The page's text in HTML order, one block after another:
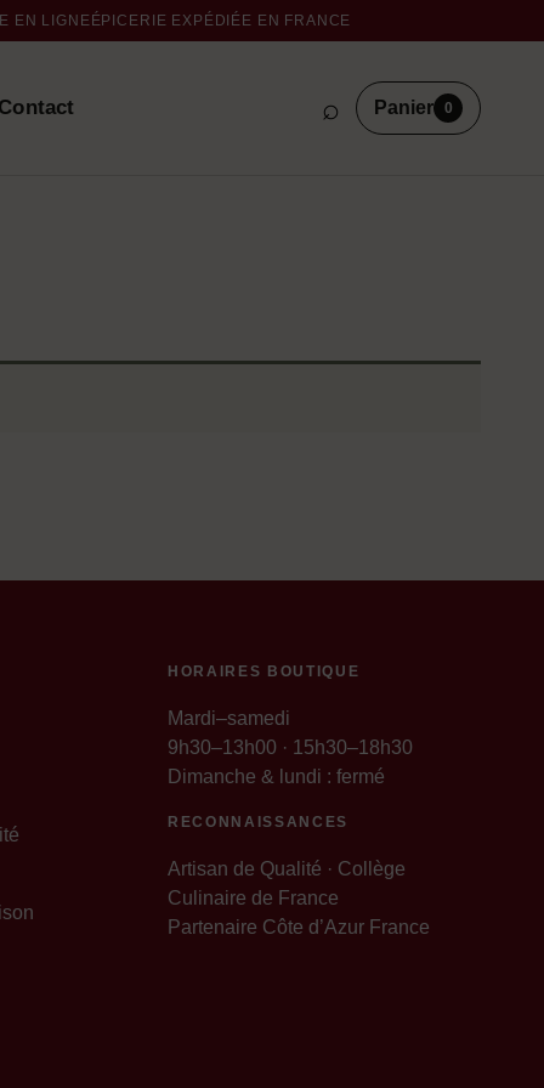
EN LIGNE ÉPICERIE EXPÉDIÉE EN FRANCE
Contact ⌕ Panier 0
HORAIRES BOUTIQUE
Mardi–samedi
9h30–13h00 · 15h30–18h30
Dimanche & lundi : fermé
RECONNAISSANCES
Artisan de Qualité · Collège
Culinaire de France
Partenaire Côte d’Azur France